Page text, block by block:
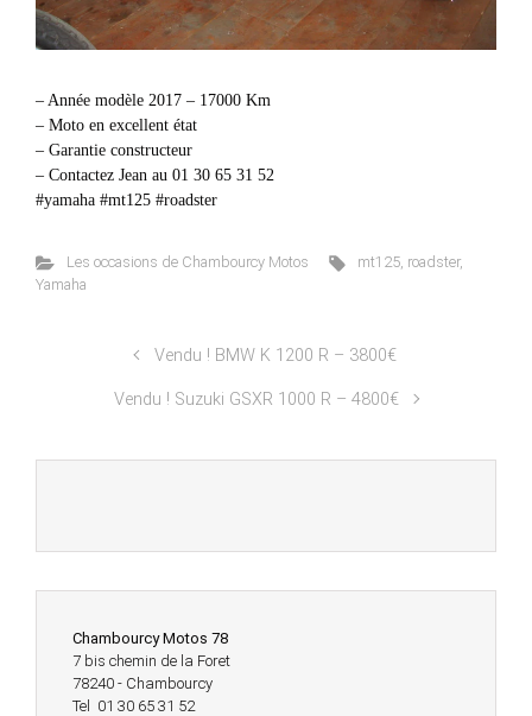
– Année modèle 2017 – 17000 Km
– Moto en excellent état
– Garantie constructeur
– Contactez Jean au 01 30 65 31 52
#yamaha #mt125 #roadster
Les occasions de Chambourcy Motos mt125, roadster,
Yamaha
Vendu ! BMW K 1200 R – 3800€
Vendu ! Suzuki GSXR 1000 R – 4800€
Chambourcy Motos 78
7 bis chemin de la Foret
78240 - Chambourcy
Tel 01 30 65 31 52